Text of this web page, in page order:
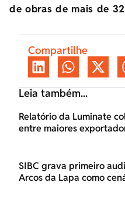
de obras de mais de
Compartilhe
Leia também...
Relatório da Luminate
entre maiores
SIBC grava primeiro
Arcos da Lapa como